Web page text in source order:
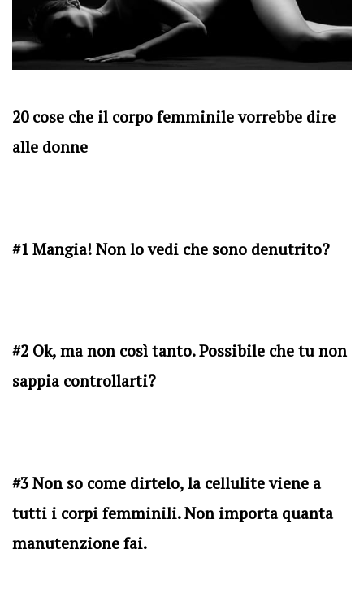
20 cose che il corpo femminile vorrebbe dire
alle donne
#1 Mangia! Non lo vedi che sono denutrito?
#2 Ok, ma non così tanto. Possibile che tu non
sappia controllarti?
#3 Non so come dirtelo, la cellulite viene a
tutti i corpi femminili. Non importa quanta
manutenzione fai.